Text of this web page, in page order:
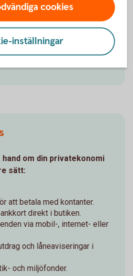
värna om vår miljö
och Åtvidaberg även i
plats för kommande
om din privatekonomi
sätt:
att betala med kontanter.
direkt i butiken.
via mobil-, internet- eller
och låneaviseringar i
och miljöfonder.
cookies
inställningar